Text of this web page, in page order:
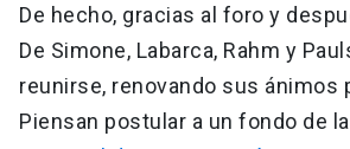
De hecho, gracias al foro y
De Simone, Labarca, Rahm y
reunirse, renovando sus ánimos
Piensan postular a un fondo de la